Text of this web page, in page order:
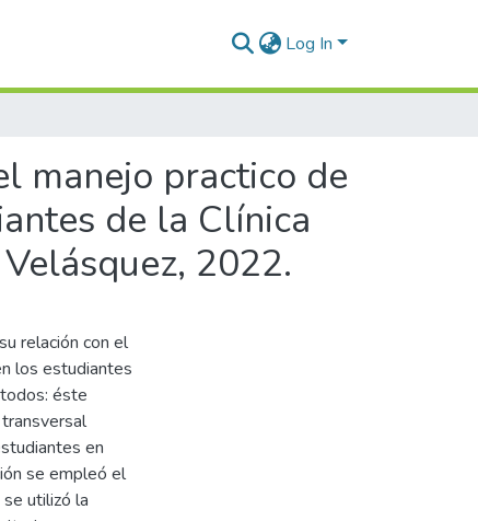
Log In
manejo practico de
de la Clínica
2022.
relación con el
los estudiantes
éste
en
se empleó el
utilizó la